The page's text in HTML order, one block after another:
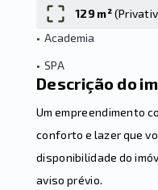
129 m²(
• Academia
• SPA
Descrição do
Um empreendimento
conforto e lazer que
disponibilidade do
aviso prévio.